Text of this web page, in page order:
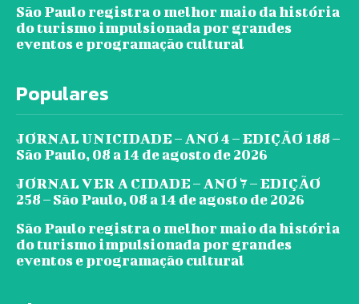
São Paulo registra o melhor maio da história
do turismo impulsionada por grandes
eventos e programação cultural
Populares
JORNAL UNICIDADE – ANO 4 – EDIÇÃO 188 –
São Paulo, 08 a 14 de agosto de 2026
JORNAL VER A CIDADE – ANO 7 – EDIÇÃO
258 – São Paulo, 08 a 14 de agosto de 2026
São Paulo registra o melhor maio da história
do turismo impulsionada por grandes
eventos e programação cultural